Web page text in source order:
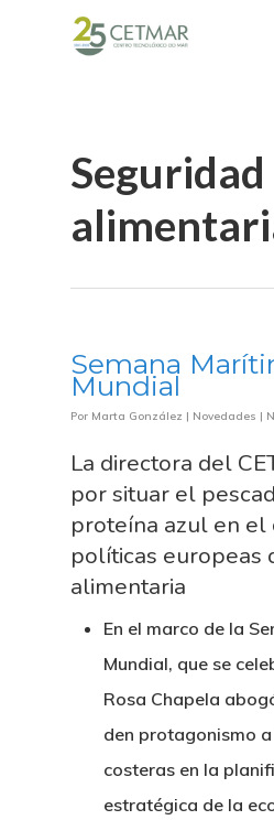
Seguridad
Semana
Mundial
Por Marta González | Novedades |
La directora del
por situar el
proteína azul en el
políticas europeas
alimentaria
En el marco de la
Mundial, que se
Rosa Chapela
den protagonismo
costeras en la
estratégica de la